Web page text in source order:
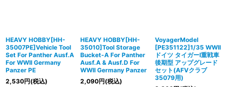
HEAVY HOBBY[HH-
35007PE]Vehicle Tool
Set For Panther Ausf.A
For WWII Germany
Panzer PE
2,530円(税込)
HEAVY HOBBY[HH-
35010]Tool Storage
Bucket-A For Panther
Ausf.A & Ausf.D For
WWII Germany Panzer
2,090円(税込)
VoyagerModel
[PE351122]1/35 WWII
ドイツ タイガーI重戦車
後期型 アップグレード
セット(AFVクラブ
35079用)